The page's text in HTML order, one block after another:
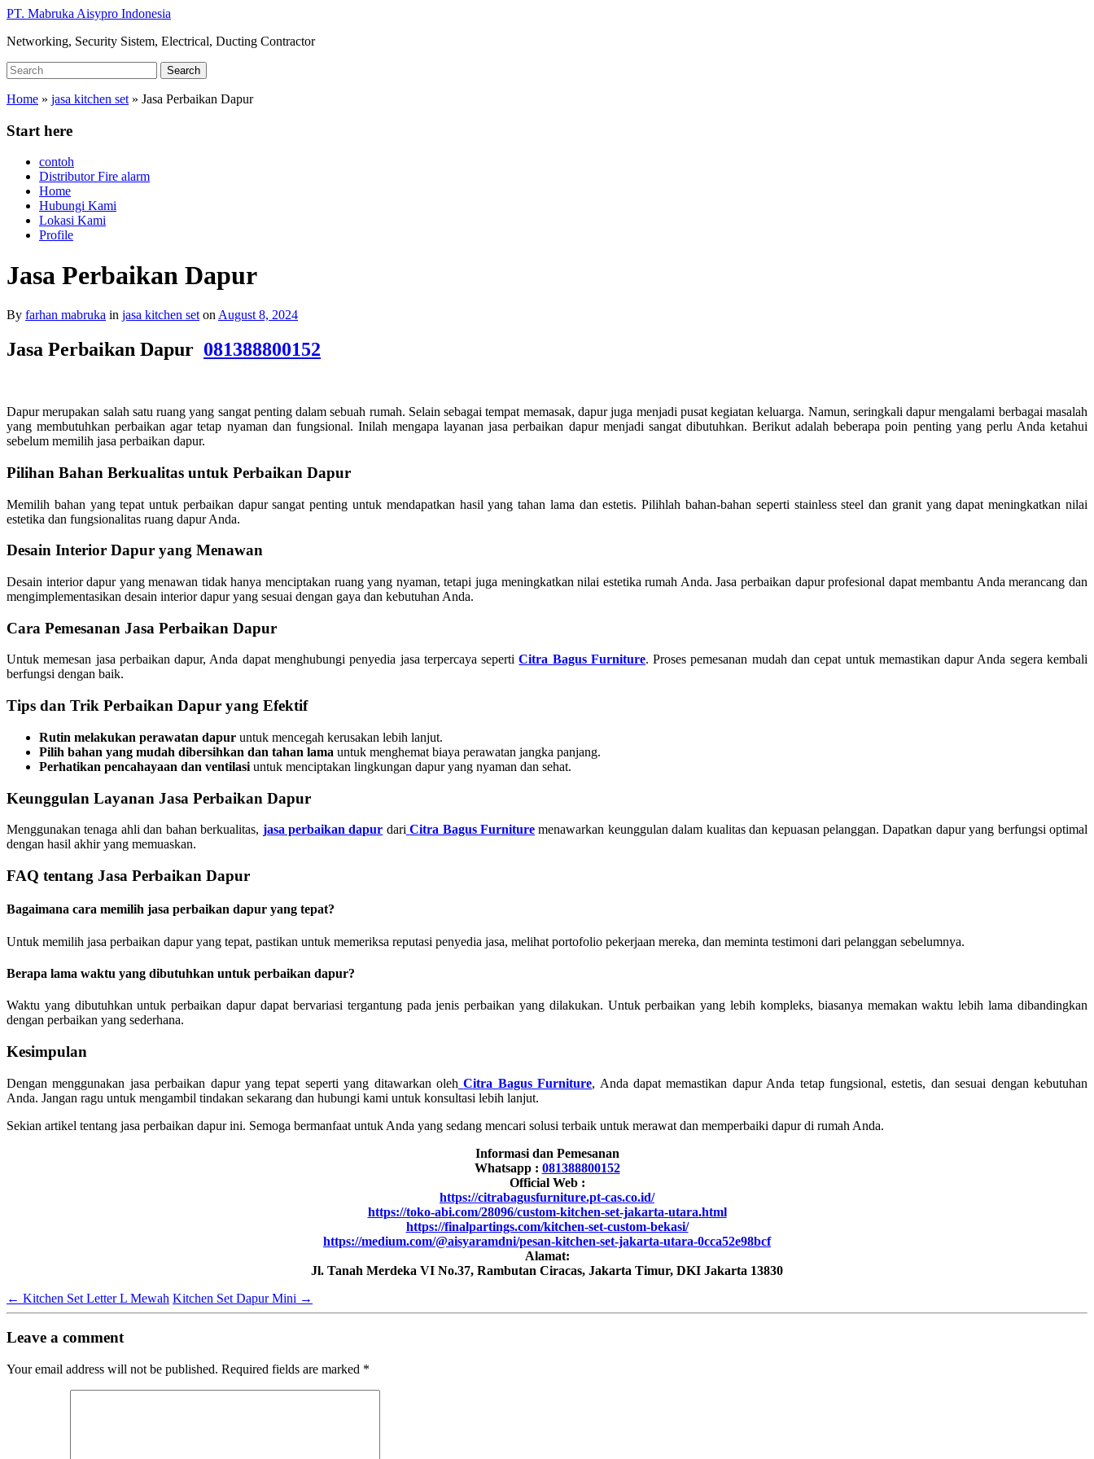
Skip
main
PT. Mabruka Aisypro Indonesia
Networking, Security Sistem, Electrical, Ducting Contractor
Search
for:
Search
Home » jasa kitchen set » Jasa Perbaikan Dapur
Start here
contoh
Distributor Fire alarm
Home
Hubungi Kami
Lokasi Kami
Profile
Jasa Perbaikan Dapur
By farhan mabruka in jasa kitchen set on August 8, 2024
Jasa Perbaikan Dapur 081388800152
Dapur merupakan salah satu ruang yang sangat penting dalam sebuah rumah. Selain sebagai tempat memasak, dapur juga menjadi pusat kegiatan keluarga. Namun, seringkali dapur mengalami berbagai masalah
yang membutuhkan perbaikan agar tetap nyaman dan fungsional. Inilah mengapa layanan jasa perbaikan dapur menjadi sangat dibutuhkan. Berikut adalah beberapa poin penting yang perlu Anda ketahui
sebelum memilih jasa perbaikan dapur.
Pilihan Bahan Berkualitas untuk Perbaikan Dapur
Memilih bahan yang tepat untuk perbaikan dapur sangat penting untuk mendapatkan hasil yang tahan lama dan estetis. Pilihlah bahan-bahan seperti stainless steel dan granit yang dapat meningkatkan nilai
estetika dan fungsionalitas ruang dapur Anda.
Desain Interior Dapur yang Menawan
Desain interior dapur yang menawan tidak hanya menciptakan ruang yang nyaman, tetapi juga meningkatkan nilai estetika rumah Anda. Jasa perbaikan dapur profesional dapat membantu Anda merancang dan
mengimplementasikan desain interior dapur yang sesuai dengan gaya dan kebutuhan Anda.
Cara Pemesanan Jasa Perbaikan Dapur
Untuk memesan jasa perbaikan dapur, Anda dapat menghubungi penyedia jasa terpercaya sepertiCitra Bagus Furniture. Proses pemesanan mudah dan cepat untuk memastikan dapur Anda segera kembali
berfungsi dengan baik.
Tips dan Trik Perbaikan Dapur yang Efektif
Rutin melakukan perawatan dapur untuk mencegah kerusakan lebih lanjut.
Pilih bahan yang mudah dibersihkan dan tahan lama untuk menghemat biaya perawatan jangka panjang.
Perhatikan pencahayaan dan ventilasi untuk menciptakan lingkungan dapur yang nyaman dan sehat.
Keunggulan Layanan Jasa Perbaikan Dapur
Menggunakan tenaga ahli dan bahan berkualitas, jasa perbaikan dapur dari Citra Bagus Furniture menawarkan keunggulan dalam kualitas dan kepuasan pelanggan. Dapatkan dapur yang berfungsi optimal
dengan hasil akhir yang memuaskan.
FAQ tentang Jasa Perbaikan Dapur
Bagaimana cara memilih jasa perbaikan dapur yang tepat?
Untuk memilih jasa perbaikan dapur yang tepat, pastikan untuk memeriksa reputasi penyedia jasa, melihat portofolio pekerjaan mereka, dan meminta testimoni dari pelanggan sebelumnya.
Berapa lama waktu yang dibutuhkan untuk perbaikan dapur?
Waktu yang dibutuhkan untuk perbaikan dapur dapat bervariasi tergantung pada jenis perbaikan yang dilakukan. Untuk perbaikan yang lebih kompleks, biasanya memakan waktu lebih lama dibandingkan
dengan perbaikan yang sederhana.
Kesimpulan
Dengan menggunakan jasa perbaikan dapur yang tepat seperti yang ditawarkan oleh Citra Bagus Furniture, Anda dapat memastikan dapur Anda tetap fungsional, estetis, dan sesuai dengan kebutuhan
Anda. Jangan ragu untuk mengambil tindakan sekarang dan hubungi kami untuk konsultasi lebih lanjut.
Sekian artikel tentang jasa perbaikan dapur ini. Semoga bermanfaat untuk Anda yang sedang mencari solusi terbaik untuk merawat dan memperbaiki dapur di rumah Anda.
Informasi dan Pemesanan
Whatsapp : 081388800152
Official Web :
https://citrabagusfurniture.pt-cas.co.id/
https://toko-abi.com/28096/custom-kitchen-set-jakarta-utara.html
https://finalpartings.com/kitchen-set-custom-bekasi/
https://medium.com/@aisyaramdni/pesan-kitchen-set-jakarta-utara-0cca52e98bcf
Alamat:
Jl. Tanah Merdeka VI No.37, Rambutan Ciracas, Jakarta Timur, DKI Jakarta 13830
← Kitchen Set Letter L Mewah Kitchen Set Dapur Mini →
Leave a comment
Your email address will not be published. Required fields are marked *